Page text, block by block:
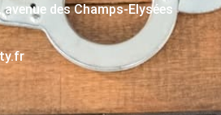
des Champs-Elysées